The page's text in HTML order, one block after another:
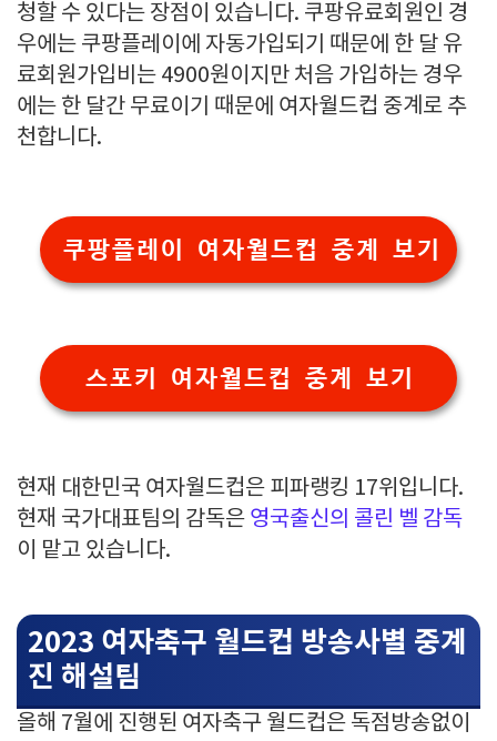
청할 수 있다는 장점이 있습니다. 쿠팡유료회원인 경
우에는 쿠팡플레이에 자동가입되기 때문에 한 달 유
료회원가입비는 4900원이지만 처음 가입하는 경우
에는 한 달간 무료이기 때문에 여자월드컵 중계로 추
천합니다.
쿠팡플레이 여자월드컵 중계 보기
스포키 여자월드컵 중계 보기
현재 대한민국 여자월드컵은 피파랭킹 17위입니다.
현재 국가대표팀의 감독은 영국출신의 콜린 벨 감독
이 맡고 있습니다.
2023 여자축구 월드컵 방송사별 중계
진 해설팀
올해 7월에 진행된 여자축구 월드컵은 독점방송없이